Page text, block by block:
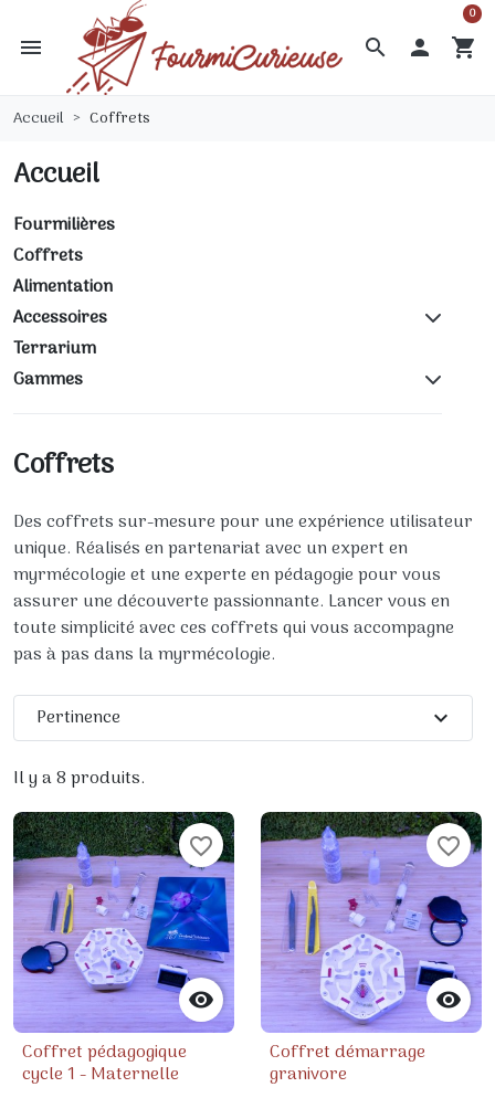
search
menu  shopping_cart
0
Accueil Coffrets
Accueil
Fourmilières
Coffrets
Alimentation
Accessoires
Terrarium
Gammes
Coffrets
Des coffrets sur-mesure pour une expérience utilisateur
unique. Réalisés en partenariat avec un expert en
myrmécologie et une experte en pédagogie pour vous
assurer une découverte passionnante. Lancer vous en
toute simplicité avec ces coffrets qui vous accompagne
pas à pas dans la myrmécologie.
Il y a 8 produits.
Pertinence expand_more

favorite_border
Coffret pédagogique
cycle 1 - Maternelle

favorite_border
Coffret démarrage
granivore